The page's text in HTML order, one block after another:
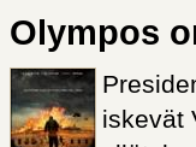
Olympos
iskevät